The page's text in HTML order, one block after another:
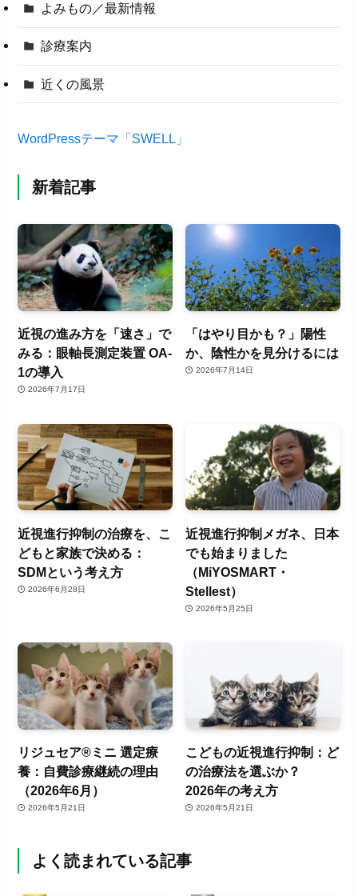
よみもの／最新情報
診療案内
近くの風景
WordPressテーマ「SWELL」
新着記事
近視の進み方を「速さ」で
みる：眼軸長測定装置 OA-
1の導入
2026年7月17日
「はやり目かも？」陽性
か、陰性かを見分けるには
2026年7月14日
近視進行抑制の治療を、こ
どもと家族で決める：
SDMという考え方
2026年6月28日
近視進行抑制メガネ、日本
でも始まりました
（MiYOSMART・
Stellest）
2026年5月25日
リジュセア®ミニ 選定療
養：自費診療継続の理由
（2026年6月）
2026年5月21日
こどもの近視進行抑制：ど
の治療法を選ぶか？
2026年の考え方
2026年5月21日
よく読まれている記事